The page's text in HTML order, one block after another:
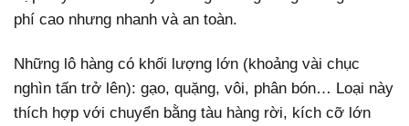
phí cao nhưng nhanh và an toàn.
Những lô hàng có khối lượng lớn (khoảng vài chục
nghìn tấn trở lên): gạo, quặng, vôi, phân bón… Loại này
thích hợp với chuyển bằng tàu hàng rời, kích cỡ lớn